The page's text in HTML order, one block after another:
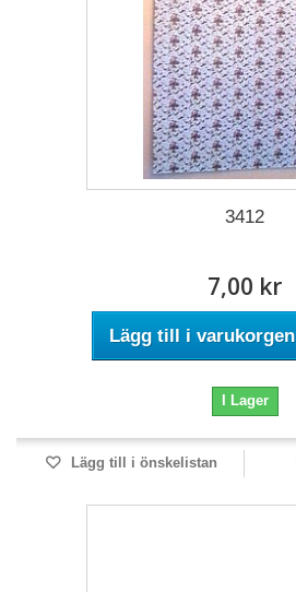
3412
7,00 kr
Lägg till i varukorgen
I Lager
Lägg till i önskelistan